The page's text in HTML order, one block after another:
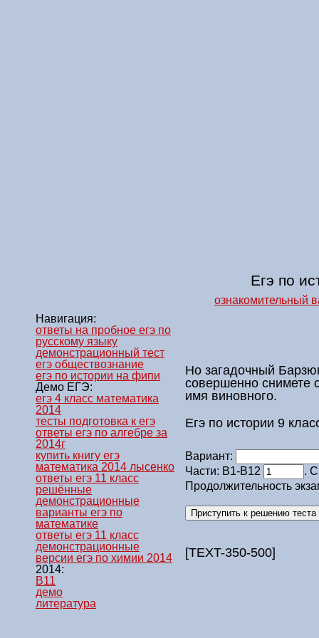
Егэ по
ознакомительный
Навигация:
ответы на пробное егэ по
русскому языку
демонстрационный тест
егэ обществознание
егэ по истории на фипи
Демо ЕГЭ:
егэ 4 класс математика
2014
тесты подготовка к егэ
ответы егэ по алгебре за
2014г
купить книгу егэ
математика 2014 лысенко
ответы егэ 11 класс
решённые
демонстрационные
варианты егэ по
математике
ответы егэ 11 класс
демонстрационные
версии егэ по химии 2014
2014:
B11
демо
литература
Но загадочный
совершенно снимете
имя виновного.
Егэ по истории 9
Вариант:
Части: В1-В12
.
Продолжительность
[TEXT-350-500]